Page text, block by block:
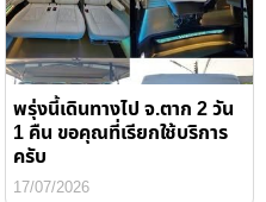
พรุ่งนี้เดินทางไป จ.ตาก 2 วัน
1 คืน ขอคุณที่เรียกใช้บริการ
ครับ
17/07/2026